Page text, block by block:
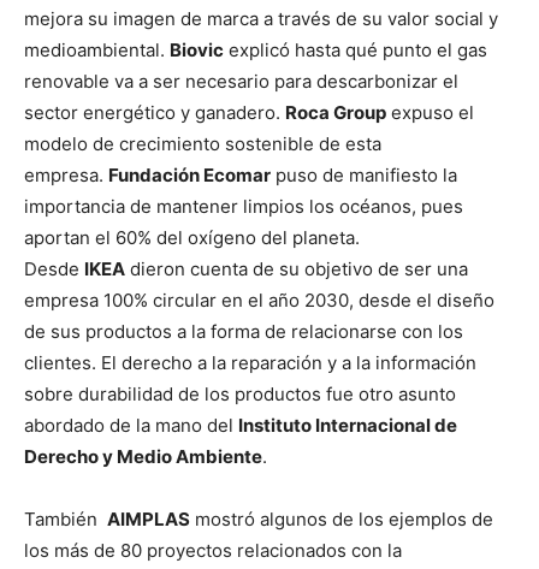
mejora su imagen de marca a través de su valor social y
medioambiental. Biovic explicó hasta qué punto el gas
renovable va a ser necesario para descarbonizar el
sector energético y ganadero. Roca Group expuso el
modelo de crecimiento sostenible de esta
empresa. Fundación Ecomar puso de manifiesto la
importancia de mantener limpios los océanos, pues
aportan el 60% del oxígeno del planeta.
Desde IKEA dieron cuenta de su objetivo de ser una
empresa 100% circular en el año 2030, desde el diseño
de sus productos a la forma de relacionarse con los
clientes. El derecho a la reparación y a la información
sobre durabilidad de los productos fue otro asunto
abordado de la mano del Instituto Internacional de
Derecho y Medio Ambiente.
También AIMPLAS mostró algunos de los ejemplos de
los más de 80 proyectos relacionados con la